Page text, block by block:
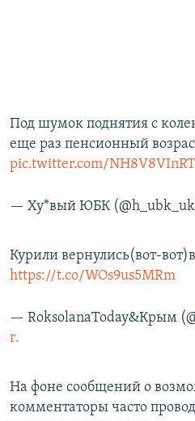
Под шумок поднятия с
еще раз пенсионный
pic.twitter.com/NH8V8VInRT
— Ху*вый ЮБК
Курили вернулись(вот-
https://t.co/WOs9us5MRm
— RoksolanaToday&Крым
г.
​На фоне сообщений о
комментаторы часто